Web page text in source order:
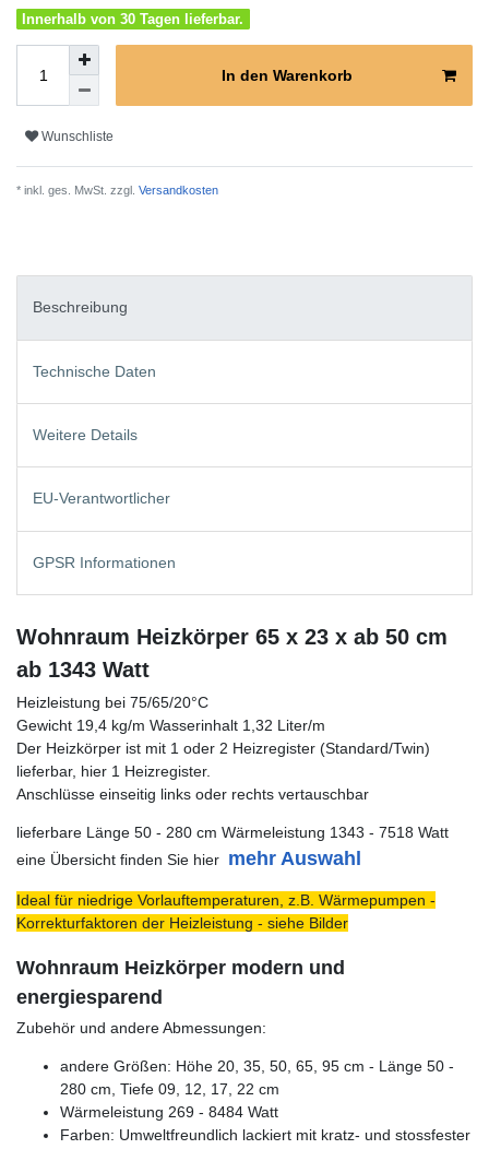
Innerhalb von 30 Tagen lieferbar.
In den Warenkorb
Wunschliste
* inkl. ges. MwSt. zzgl. Versandkosten
Beschreibung
Technische Daten
Weitere Details
EU-Verantwortlicher
GPSR Informationen
Wohnraum Heizkörper 65 x 23 x ab 50 cm
ab 1343 Watt
Heizleistung bei 75/65/20°C
Gewicht 19,4 kg/m Wasserinhalt 1,32 Liter/m
Der Heizkörper ist mit 1 oder 2 Heizregister (Standard/Twin)
lieferbar, hier 1 Heizregister.
Anschlüsse einseitig links oder rechts vertauschbar
lieferbare Länge 50 - 280 cm Wärmeleistung 1343 - 7518 Watt
eine Übersicht finden Sie hier mehr Auswahl
Ideal für niedrige Vorlauftemperaturen, z.B. Wärmepumpen -
Korrekturfaktoren der Heizleistung - siehe Bilder
Wohnraum Heizkörper modern und
energiesparend
Zubehör und andere Abmessungen:
andere Größen: Höhe 20, 35, 50, 65, 95 cm - Länge 50 -
280 cm, Tiefe 09, 12, 17, 22 cm
Wärmeleistung 269 - 8484 Watt
Farben: Umweltfreundlich lackiert mit kratz- und stossfester